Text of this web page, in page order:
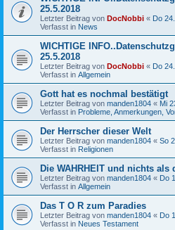
25.5.2018
Letzter Beitrag von DocNobbi « Do
Verfasst in News
WICHTIGE
25.5.2018
Letzter Beitrag von DocNobbi « Do
Verfasst in Allgemein
Gott hat es nochmal bestätigt
Letzter Beitrag von manden1804 « Mi
Verfasst in Probleme, Anmerkungen,
Der Herrscher dieser Welt
Letzter Beitrag von manden1804 « So
Verfasst in Religionen
Die WAHRHEIT und nichts als
Letzter Beitrag von manden1804 « Do
Verfasst in Allgemein
Das T O R zum Paradies
Letzter Beitrag von manden1804 « Do
Verfasst in Neues Testament